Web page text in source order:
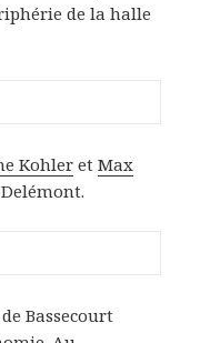
de la halle
KohleretMax
Bassecourt